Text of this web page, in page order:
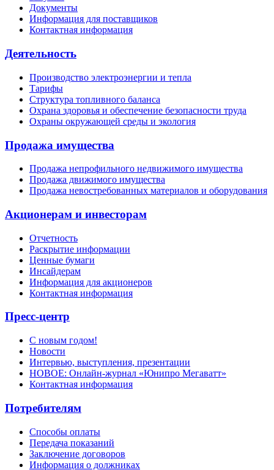
Документы
Информация для поставщиков
Контактная информация
Деятельность
Производство электроэнергии и тепла
Тарифы
Структура топливного баланса
Охрана здоровья и обеспечение безопасности труда
Охраны окружающей среды и экология
Продажа имущества
Продажа непрофильного недвижимого имущества
Продажа движимого имущества
Продажа невостребованных материалов и оборудования
Акционерам и инвесторам
Отчетность
Раскрытие информации
Ценные бумаги
Инсайдерам
Информация для акционеров
Контактная информация
Пресс-центр
С новым годом!
Новости
Интервью, выступления, презентации
НОВОЕ: Онлайн-журнал «Юнипро Мегаватт»
Контактная информация
Потребителям
Способы оплаты
Передача показаний
Заключение договоров
Информация о должниках